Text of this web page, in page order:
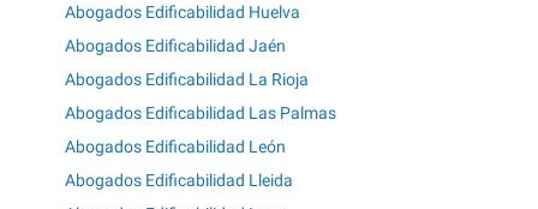
Abogados Edificabilidad Huelva
Abogados Edificabilidad Jaén
Abogados Edificabilidad La Rioja
Abogados Edificabilidad Las Palmas
Abogados Edificabilidad León
Abogados Edificabilidad Lleida